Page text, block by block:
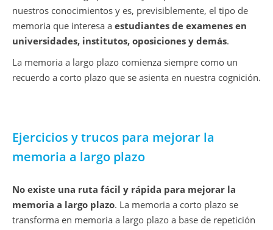
nuestros conocimientos y es, previsiblemente, el tipo de
memoria que interesa a estudiantes de examenes en
universidades, institutos, oposiciones y demás.
La memoria a largo plazo comienza siempre como un
recuerdo a corto plazo que se asienta en nuestra cognición.
Ejercicios y trucos para mejorar la
memoria a largo plazo
No existe una ruta fácil y rápida para mejorar la
memoria a largo plazo. La memoria a corto plazo se
transforma en memoria a largo plazo a base de repetición